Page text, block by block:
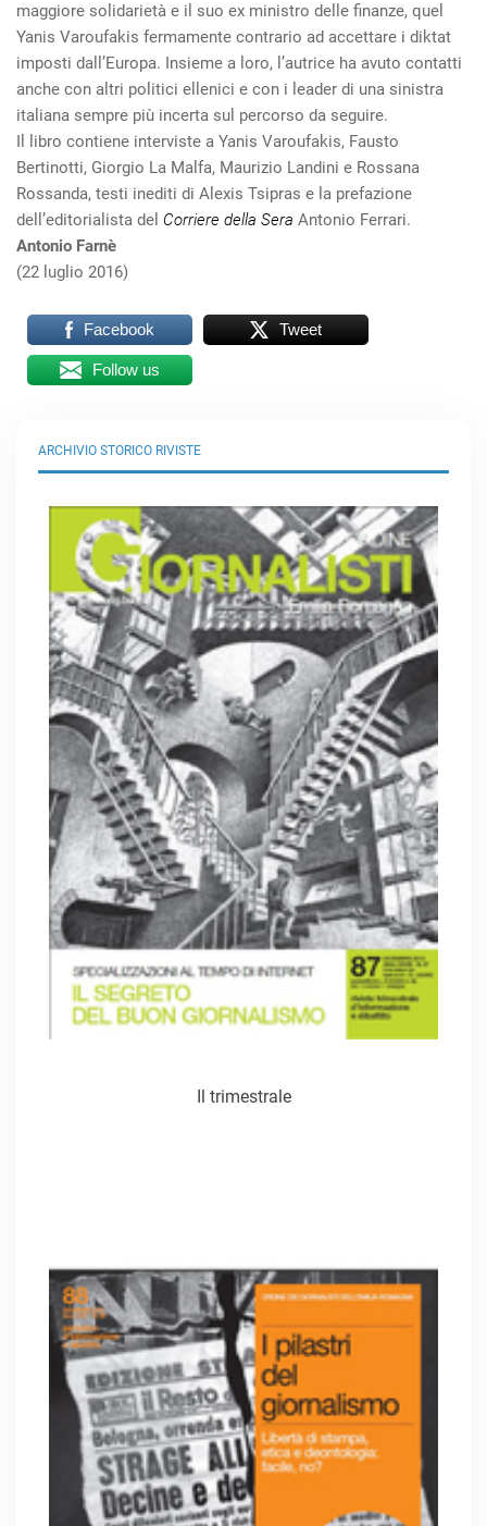
maggiore solidarietà e il suo ex ministro delle finanze, quel
Yanis Varoufakis fermamente contrario ad accettare i diktat
imposti dall’Europa. Insieme a loro, l’autrice ha avuto contatti
anche con altri politici ellenici e con i leader di una sinistra
italiana sempre più incerta sul percorso da seguire.
Il libro contiene interviste a Yanis Varoufakis, Fausto
Bertinotti, Giorgio La Malfa, Maurizio Landini e Rossana
Rossanda, testi inediti di Alexis Tsipras e la prefazione
dell’editorialista del Corriere della Sera Antonio Ferrari.
Antonio Farnè
(22 luglio 2016)
Facebook Tweet
Follow us
ARCHIVIO STORICO RIVISTE
Il trimestrale